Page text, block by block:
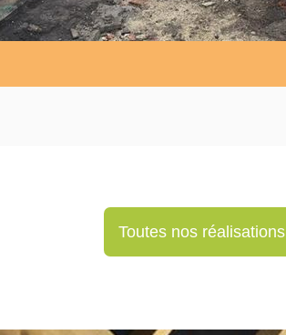
Toutes nos réalisations